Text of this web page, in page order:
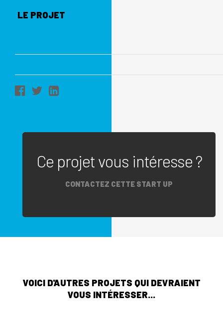
LE PROJET
Ce projet vous intéresse ?
CONTACTEZ CETTE START UP
VOICI D'AUTRES PROJETS QUI DEVRAIENT
VOUS INTÉRESSER...